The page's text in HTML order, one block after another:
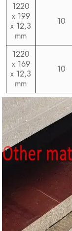
1220
x 199
x 12,3
mm
10
1220
x 169
x 12,3
mm
10